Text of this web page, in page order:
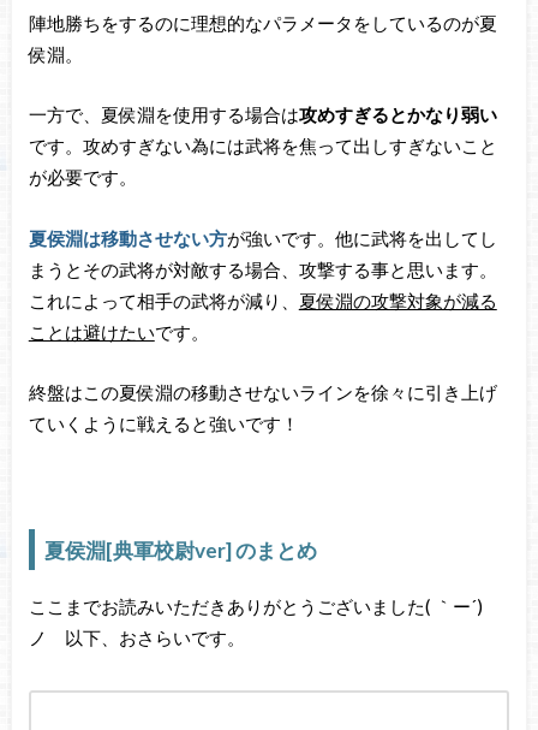
陣地勝ちをするのに理想的なパラメータをしているのが夏
侯淵。
一方で、夏侯淵を使用する場合は攻めすぎるとかなり弱い
です。攻めすぎない為には武将を焦って出しすぎないこと
が必要です。
夏侯淵は移動させない方が強いです。他に武将を出してし
まうとその武将が対敵する場合、攻撃する事と思います。
これによって相手の武将が減り、 夏侯淵の攻撃対象が減る
ことは避けたいです。
終盤はこの夏侯淵の移動させないラインを徐々に引き上げ
ていくように戦えると強いです！
夏侯淵[典軍校尉ver] のまとめ
ここまでお読みいただきありがとうございました( ｀ー´)
ノ 以下、おさらいです。